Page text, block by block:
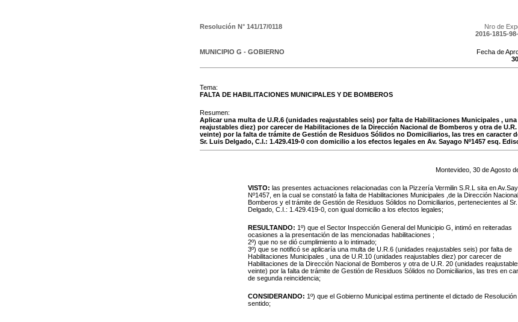
Resolución N° 141/17/0118
Nro de
2016-1815-
MUNICIPIO G - GOBIERNO
Fecha de
30
Tema:
FALTA DE HABILITACIONES MUNICIPALES Y DE BOMBEROS
Resumen:
Aplicar una multa de U.R.6 (unidades reajustables seis) por falta de Habilitaciones Municipales , una
reajustables diez) por carecer de Habilitaciones de la Dirección Nacional de Bomberos y otra de
veinte) por la falta de trámite de Gestión de Residuos Sólidos no Domiciliarios, las tres en caracter
Sr. Luis Delgado, C.I.: 1.429.419-0 con domicilio a los efectos legales en Av. Sayago Nº1457 esq.
Montevideo, 30 deAgosto
VISTO: las presentes actuaciones relacionadas con la Pizzería Vermilin S.R.L sita en
Nº1457, en la cual se constató la falta de Habilitaciones Municipales ,de la Dirección
Bomberos y el trámite de Gestión de Residuos Sólidos no Domiciliarios, pertenecientes al
Delgado, C.I.: 1.429.419-0, con igual domicilio a los efectos legales;
RESULTANDO: 1º) que el Sector Inspección General del Municipio G, intimó en reiteradas
ocasiones a la presentación de las mencionadas habilitaciones ;
2º) que no se dió cumplimiento a lo intimado;
3º) que se notificó se aplicaría una multa de U.R.6 (unidades reajustables seis) por falta de
Habilitaciones Municipales , una de U.R.10 (unidades reajustables diez) por carecer de
Habilitaciones de la Dirección Nacional de Bomberos y otra de U.R. 20 (unidades
veinte) por la falta de trámite de Gestión de Residuos Sólidos no Domiciliarios, las tres en
de segunda reincidencia;
CONSIDERANDO: 1º) que el Gobierno Municipal estima pertinente el dictado de Resolución
sentido;